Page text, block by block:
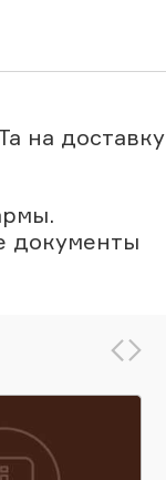
на доставку
документы